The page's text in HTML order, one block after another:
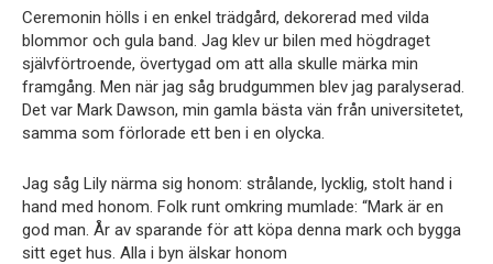
Ceremonin hölls i en enkel trädgård, dekorerad med vilda
blommor och gula band. Jag klev ur bilen med högdraget
självförtroende, övertygad om att alla skulle märka min
framgång. Men när jag såg brudgummen blev jag paralyserad.
Det var Mark Dawson, min gamla bästa vän från universitetet,
samma som förlorade ett ben i en olycka.
Jag såg Lily närma sig honom: strålande, lycklig, stolt hand i
hand med honom. Folk runt omkring mumlade: “Mark är en
god man. År av sparande för att köpa denna mark och bygga
sitt eget hus. Alla i byn älskar honom